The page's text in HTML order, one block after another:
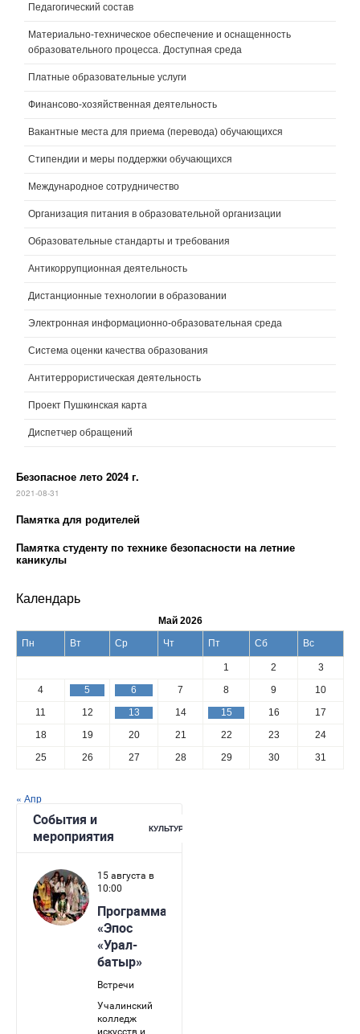
Педагогический состав
Материально-техническое обеспечение и оснащенность
образовательного процесса. Доступная среда
Платные образовательные услуги
Финансово-хозяйственная деятельность
Вакантные места для приема (перевода) обучающихся
Стипендии и меры поддержки обучающихся
Международное сотрудничество
Организация питания в образовательной организации
Образовательные стандарты и требования
Антикоррупционная деятельность
Дистанционные технологии в образовании
Электронная информационно-образовательная среда
Система оценки качества образования
Антитеррористическая деятельность
Проект Пушкинская карта
Диспетчер обращений
Безопасное лето 2024 г.
2021-08-31
Памятка для родителей
Памятка студенту по технике безопасности на летние
каникулы
Календарь
Май 2026
Пн
Вт Ср Чт Пт Сб Вс
1 2
3
4
5 6 7 8 9
10
11
12 13 14 15 16
17
18
19 20 21 22 23
24
25
26 27 28 29 30 31
« Апр